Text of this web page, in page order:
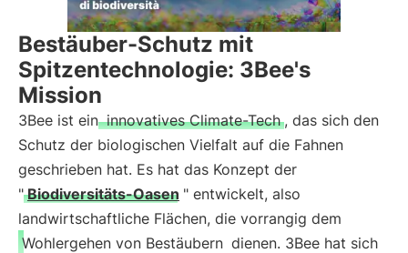
Bestäuber-Schutz mit
Spitzentechnologie: 3Bee's
Mission
3Bee ist ein innovatives Climate-Tech , das sich den
Schutz der biologischen Vielfalt auf die Fahnen
geschrieben hat. Es hat das Konzept der
" Biodiversitäts-Oasen " entwickelt, also
landwirtschaftliche Flächen, die vorrangig dem
Wohlergehen von Bestäubern dienen. 3Bee hat sich